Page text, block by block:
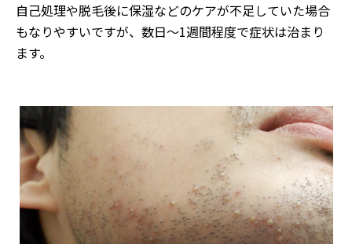
自己処理や脱毛後に保湿などのケアが不足していた場合
もなりやすいですが、数日～1週間程度で症状は治まり
ます。